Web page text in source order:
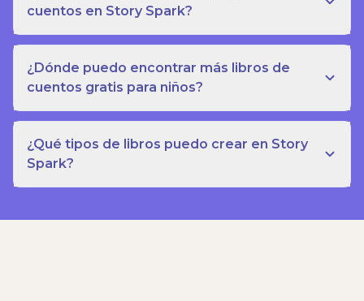
cuentos en Story Spark?
¿Dónde puedo encontrar más libros de
cuentos gratis para niños?
¿Qué tipos de libros puedo crear en Story
Spark?